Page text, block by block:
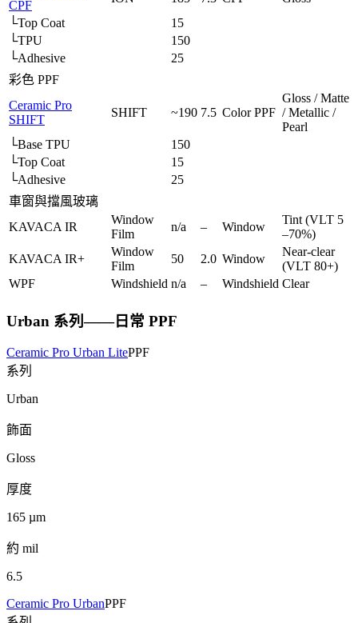
CPF
└Top Coat
15
└TPU
150
└Adhesive
25
彩色 PPF
Ceramic Pro
SHIFT
SHIFT ~190 7.5 Color PPF
Gloss / Matte
/ Metallic /
Pearl
└Base TPU
150
└Top Coat
15
└Adhesive
25
車窗與擋風玻璃
KAVACA IR
Window
Film
n/a – Window
Tint (VLT 5
–70%)
KAVACA IR+
Window
Film
50 2.0 Window
Near-clear
(VLT 80+)
WPF
Windshield n/a – Windshield Clear
Urban 系列——日常 PPF
Ceramic Pro Urban LitePPF
系列
Urban
飾面
Gloss
厚度
165 µm
約 mil
6.5
Ceramic Pro UrbanPPF